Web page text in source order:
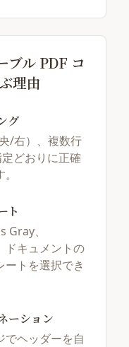
ル PDF コ
理由
グ
/右）、複数行
どおりに正確
ト
、
ドキュメントの
ートを選択でき
ーション
でヘッダーを自